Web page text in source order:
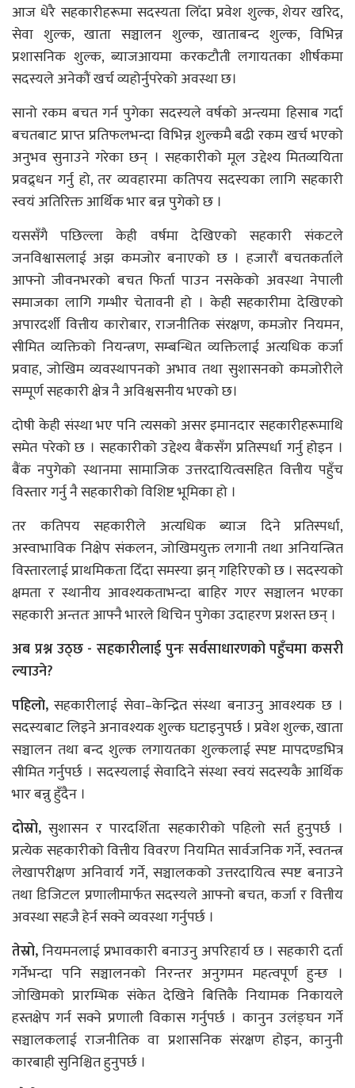
आज धेरै सहकारीहरूमा सदस्यता लिँदा प्रवेश शुल्क, शेयर खरिद,
सेवा शुल्क, खाता सञ्चालन शुल्क, खाताबन्द शुल्क, विभिन्न
प्रशासनिक शुल्क, ब्याजआयमा करकटौती लगायतका शीर्षकमा
सदस्यले अनेकौं खर्च व्यहोर्नुपरेको अवस्था छ।
सानो रकम बचत गर्न पुगेका सदस्यले वर्षको अन्त्यमा हिसाब गर्दा
बचतबाट प्राप्त प्रतिफलभन्दा विभिन्न शुल्कमै बढी रकम खर्च भएको
अनुभव सुनाउने गरेका छन् । सहकारीको मूल उद्देश्य मितव्ययिता
प्रवद्र्धन गर्नु हो, तर व्यवहारमा कतिपय सदस्यका लागि सहकारी
स्वयं अतिरिक्त आर्थिक भार बन्न पुगेको छ ।
यससँगै पछिल्ला केही वर्षमा देखिएको सहकारी संकटले
जनविश्वासलाई अझ कमजोर बनाएको छ । हजारौं बचतकर्ताले
आफ्नो जीवनभरको बचत फिर्ता पाउन नसकेको अवस्था नेपाली
समाजका लागि गम्भीर चेतावनी हो । केही सहकारीमा देखिएको
अपारदर्शी वित्तीय कारोबार, राजनीतिक संरक्षण, कमजोर नियमन,
सीमित व्यक्तिको नियन्त्रण, सम्बन्धित व्यक्तिलाई अत्यधिक कर्जा
प्रवाह, जोखिम व्यवस्थापनको अभाव तथा सुशासनको कमजोरीले
सम्पूर्ण सहकारी क्षेत्र नै अविश्वसनीय भएको छ।
दोषी केही संस्था भए पनि त्यसको असर इमानदार सहकारीहरूमाथि
समेत परेको छ । सहकारीको उद्देश्य बैंकसँग प्रतिस्पर्धा गर्नु होइन ।
बैंक नपुगेको स्थानमा सामाजिक उत्तरदायित्वसहित वित्तीय पहुँच
विस्तार गर्नु नै सहकारीको विशिष्ट भूमिका हो ।
तर कतिपय सहकारीले अत्यधिक ब्याज दिने प्रतिस्पर्धा,
अस्वाभाविक निक्षेप संकलन, जोखिमयुक्त लगानी तथा अनियन्त्रित
विस्तारलाई प्राथमिकता दिँदा समस्या झन् गहिरिएको छ । सदस्यको
क्षमता र स्थानीय आवश्यकताभन्दा बाहिर गएर सञ्चालन भएका
सहकारी अन्ततः आफ्नै भारले थिचिन पुगेका उदाहरण प्रशस्त छन् ।
अब प्रश्न उठ्छ - सहकारीलाई पुनः सर्वसाधारणको पहुँचमा कसरी
ल्याउने?
पहिलाे, सहकारीलाई सेवा–केन्द्रित संस्था बनाउनु आवश्यक छ ।
सदस्यबाट लिइने अनावश्यक शुल्क घटाइनुपर्छ । प्रवेश शुल्क, खाता
सञ्चालन तथा बन्द शुल्क लगायतका शुल्कलाई स्पष्ट मापदण्डभित्र
सीमित गर्नुपर्छ । सदस्यलाई सेवादिने संस्था स्वयं सदस्यकै आर्थिक
भार बन्नु हुँदैन ।
दोस्रो, सुशासन र पारदर्शिता सहकारीको पहिलो सर्त हुनुपर्छ ।
प्रत्येक सहकारीको वित्तीय विवरण नियमित सार्वजनिक गर्ने, स्वतन्त्र
लेखापरीक्षण अनिवार्य गर्ने, सञ्चालकको उत्तरदायित्व स्पष्ट बनाउने
तथा डिजिटल प्रणालीमार्फत सदस्यले आफ्नो बचत, कर्जा र वित्तीय
अवस्था सहजै हेर्न सक्ने व्यवस्था गर्नुपर्छ ।
तेस्रो,नियमनलाई प्रभावकारी बनाउनु अपरिहार्य छ । सहकारी दर्ता
गर्नेभन्दा पनि सञ्चालनको निरन्तर अनुगमन महत्वपूर्ण हुन्छ ।
जोखिमको प्रारम्भिक संकेत देखिने बित्तिकै नियामक निकायले
हस्तक्षेप गर्न सक्ने प्रणाली विकास गर्नुपर्छ । कानुन उलंङ्घन गर्ने
सञ्चालकलाई राजनीतिक वा प्रशासनिक संरक्षण होइन, कानुनी
कारबाही सुनिश्चित हुनुपर्छ ।